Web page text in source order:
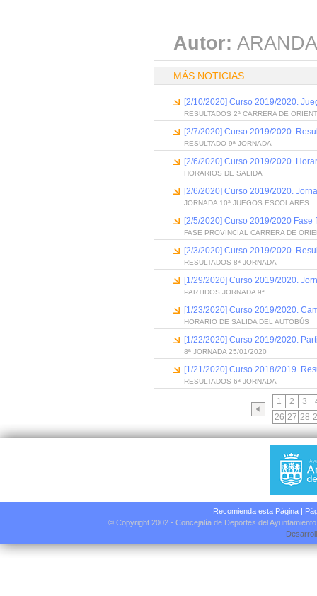
Autor:
MÁS NOTICIAS
[2/10/2020] Curso 2019/2020.
RESULTADOS 2ª CARRERA DE
[2/7/2020] Curso 2019/2020.
RESULTADO 9ª JORNADA
[2/6/2020] Curso 2019/2020.
HORARIOS DE SALIDA
[2/6/2020] Curso 2019/2020.
JORNADA 10ª JUEGOS ESCOLARES
[2/5/2020] Curso 2019/2020
FASE PROVINCIAL CARRERA DE
[2/3/2020] Curso 2019/2020.
RESULTADOS 8ª JORNADA
[1/29/2020] Curso 2019/2020.
PARTIDOS JORNADA 9ª
[1/23/2020] Curso 2019/2020.
HORARIO DE SALIDA DEL AUTOBÚS
[1/22/2020] Curso 2019/2020.
8ª JORNADA 25/01/2020
[1/21/2020] Curso 2018/2019.
RESULTADOS 6ª JORNADA
1 2 3
26 27 28
Recomienda esta Página |
© Copyright 2002 - Concejalía de Deportes del